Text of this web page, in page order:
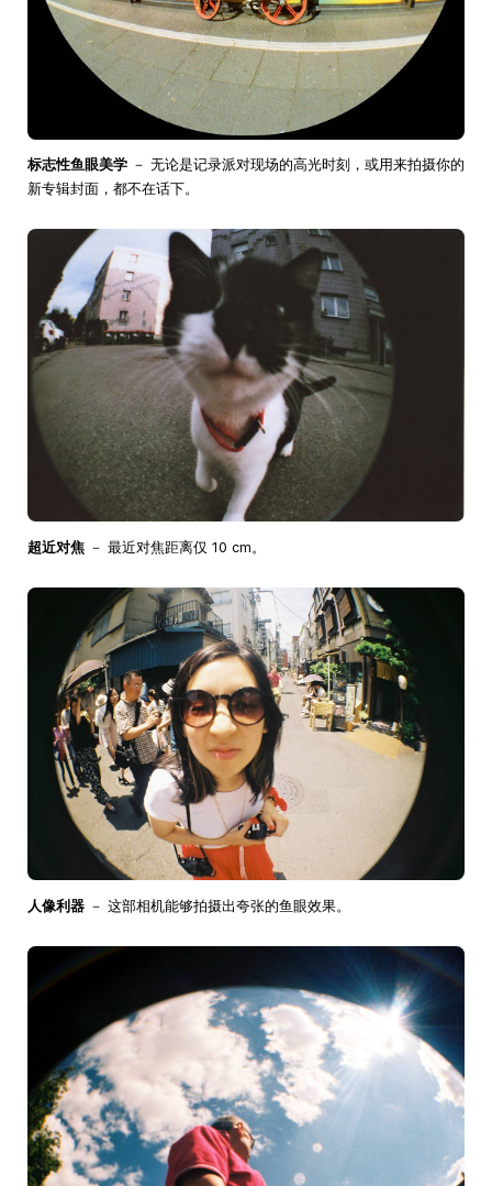
标志性鱼眼美学 － 无论是记录派对现场的高光时刻，或用来拍摄你的
新专辑封面，都不在话下。
超近对焦 － 最近对焦距离仅 10 cm。
人像利器 － 这部相机能够拍摄出夸张的鱼眼效果。